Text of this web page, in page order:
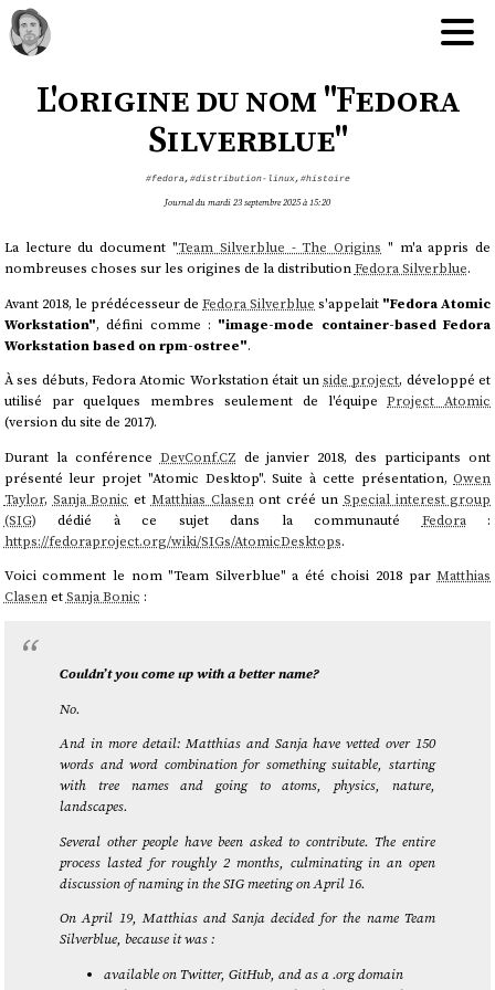
L'origine du nom "Fedora
Silverblue"
#fedora, #distribution-linux, #histoire
Journal du mardi 23 septembre 2025 à 15:20
La lecture du document "Team Silverblue - The Origins " m'a appris de
nombreuses choses sur les origines de la distributionFedora Silverblue.
Avant 2018, le prédécesseur deFedora Silverblue s'appelait "Fedora Atomic
Workstation", défini comme : "image-mode container-based Fedora
Workstation based on rpm-ostree".
À ses débuts, Fedora Atomic Workstation était unside project, développé et
utilisé par quelques membres seulement de l'équipeProject Atomic
(version du site de 2017).
Durant la conférence DevConf.CZ de janvier 2018, des participants ont
présenté leur projet "Atomic Desktop". Suite à cette présentation,Owen
Taylor, Sanja Bonic et Matthias Clasenont créé un Special interest group
(SIG) dédié à ce sujet dans la communauté Fedora:
https://fedoraproject.org/wiki/SIGs/AtomicDesktops.
Voici comment le nom "Team Silverblue" a été choisi 2018 parMatthias
ClasenetSanja Bonic :
Couldn’t you come up with a better name?
No.
And in more detail: Matthias and Sanja have vetted over 150
words and word combination for something suitable, starting
with tree names and going to atoms, physics, nature,
landscapes.
Several other people have been asked to contribute. The entire
process lasted for roughly 2 months, culminating in an open
discussion of naming in the SIG meeting on April 16.
On April 19, Matthias and Sanja decided for the name Team
Silverblue, because it was :
available on Twitter, GitHub, and as a .org domain